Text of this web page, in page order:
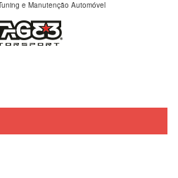
e Manutenção Automóvel